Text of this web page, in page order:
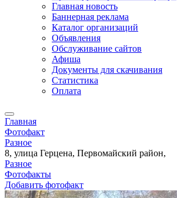
Главная новость
Баннерная реклама
Каталог организаций
Объявления
Обслуживание сайтов
Афиша
Документы для скачивания
Статистика
Оплата
Главная
Фотофакт
Разное
8, улица Герцена, Первомайский район,
Разное
Фотофакты
Добавить фотофакт